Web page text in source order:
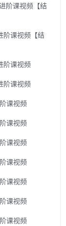
阶课视频【结
阶课视频【结
阶课视频
阶课视频
课视频
课视频
课视频
课视频
课视频
课视频
课视频